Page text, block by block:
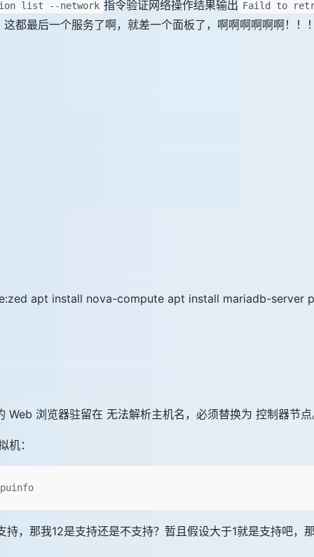
list --network 指令验证网络操作结果输出 Faild to
都最后一个服务了啊，就差一个面板了，啊啊啊啊啊啊！！
apt install nova-compute apt install mariadb-server
Web 浏览器驻留在 无法解析主机名，必须替换为 控制器节
机：
持，那我12是支持还是不支持？暂且假设大于1就是支持吧，